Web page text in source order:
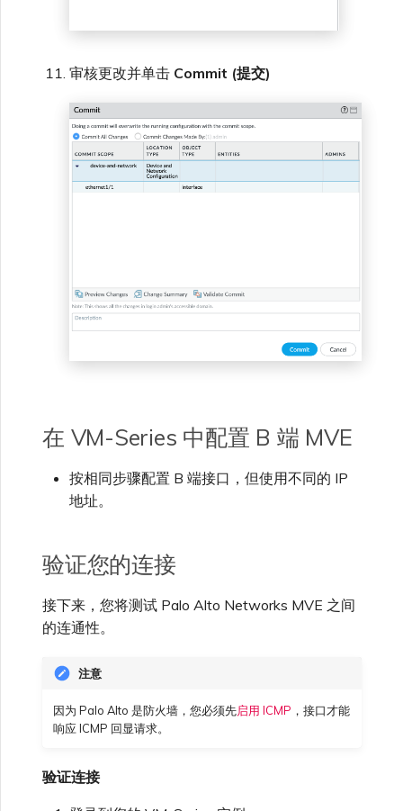
审核更改并单击 Commit (提交)
在 VM-Series 中配置 B 端 MVE
按相同步骤配置 B 端接口，但使用不同的 IP
地址。
验证您的连接
接下来，您将测试 Palo Alto Networks MVE 之间
的连通性。
注意
因为 Palo Alto 是防火墙，您必须先启用 ICMP ，接口才能
响应 ICMP 回显请求。
验证连接